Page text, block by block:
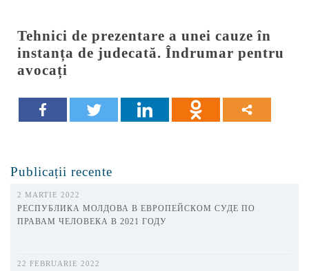
Tehnici de prezentare a unei cauze în
instanța de judecată. Îndrumar pentru
avocați
Publicații recente
2 MARTIE 2022
РЕСПУБЛИКА МОЛДОВА В ЕВРОПЕЙСКОМ СУДЕ ПО
ПРАВАМ ЧЕЛОВЕКА В 2021 ГОДУ
22 FEBRUARIE 2022